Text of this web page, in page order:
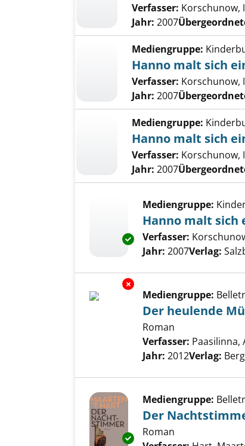
Verfasser: Korschunow,
Jahr: 2007
Mediengruppe:
Hanno malt sich
Verfasser: Korschunow,
Jahr: 2007
Mediengruppe:
Hanno malt sich
Verfasser: Korschunow,
Jahr: 2007
Exemplar-Details von
Mediengruppe:
Hanno malt sich
Verfasser:
Jahr: 2007Verlag:
Exemplar-Details von Der
Mediengruppe:
Der heulende
Roman
Verfasser: Paasilinna,
Jahr: 2012Verlag:
Exemplar-Details von Der
Mediengruppe:
Der
Roman